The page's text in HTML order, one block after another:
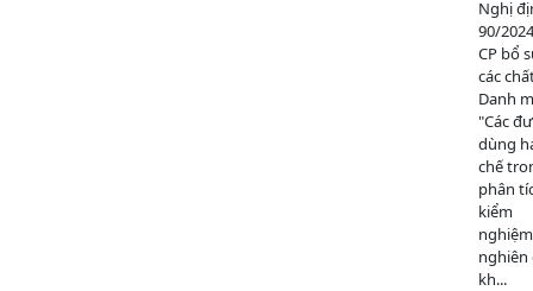
Nghị
90/
CP bổ
các
Danh
"Các
dùng
chế
phân
kiểm
nghiên
kh...